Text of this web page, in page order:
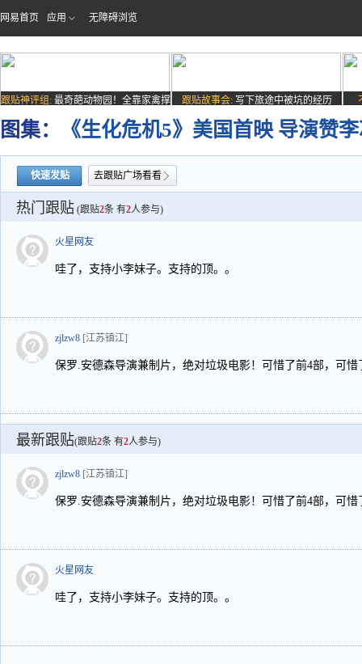
网易首页 应用 无障碍浏览
跟贴神评组: 最奇葩动物园！全靠家禽撑
场子
跟贴故事会: 写下旅途中被坑的经历
图集： 《生化危机5》美国首映 导演赞
快速发贴 去跟贴广场看看
热门跟贴 (跟贴2条 有2人参与)
火星网友
哇了，支持小李妹子。支持的顶。。
zjlzw8 [江苏镇江]
保罗.安德森导演兼制片，绝对垃圾电影！可惜了前4部，可惜
最新跟贴(跟贴2条 有2人参与)
zjlzw8 [江苏镇江]
保罗.安德森导演兼制片，绝对垃圾电影！可惜了前4部，可惜
火星网友
哇了，支持小李妹子。支持的顶。。